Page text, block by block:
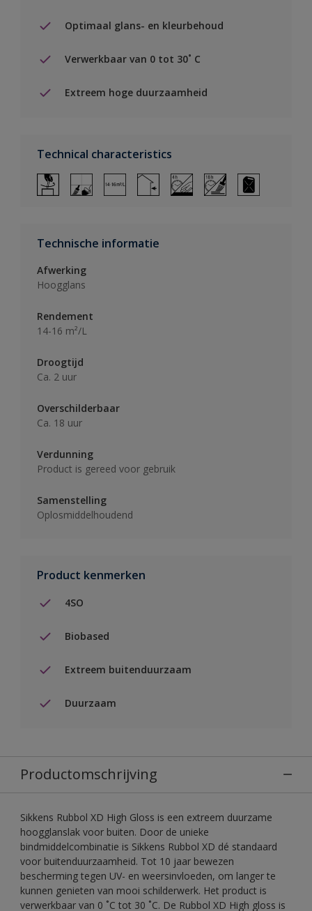
Optimaal glans- en kleurbehoud
Verwerkbaar van 0 tot 30˚ C
Extreem hoge duurzaamheid
Technical characteristics
Technische informatie
Afwerking
Hoogglans
Rendement
14-16 m²/L
Droogtijd
Ca. 2 uur
Overschilderbaar
Ca. 18 uur
Verdunning
Product is gereed voor gebruik
Samenstelling
Oplosmiddelhoudend
Product kenmerken
4SO
Biobased
Extreem buitenduurzaam
Duurzaam
Productomschrijving
Sikkens Rubbol XD High Gloss is een extreem duurzame
hoogglanslak voor buiten. Door de unieke
bindmiddelcombinatie is Sikkens Rubbol XD dé standaard
voor buitenduurzaamheid. Tot 10 jaar bewezen
bescherming tegen UV- en weersinvloeden, om langer te
kunnen genieten van mooi schilderwerk. Het product is
verwerkbaar van 0 ˚C tot 30 ˚C. De Rubbol XD High gloss is